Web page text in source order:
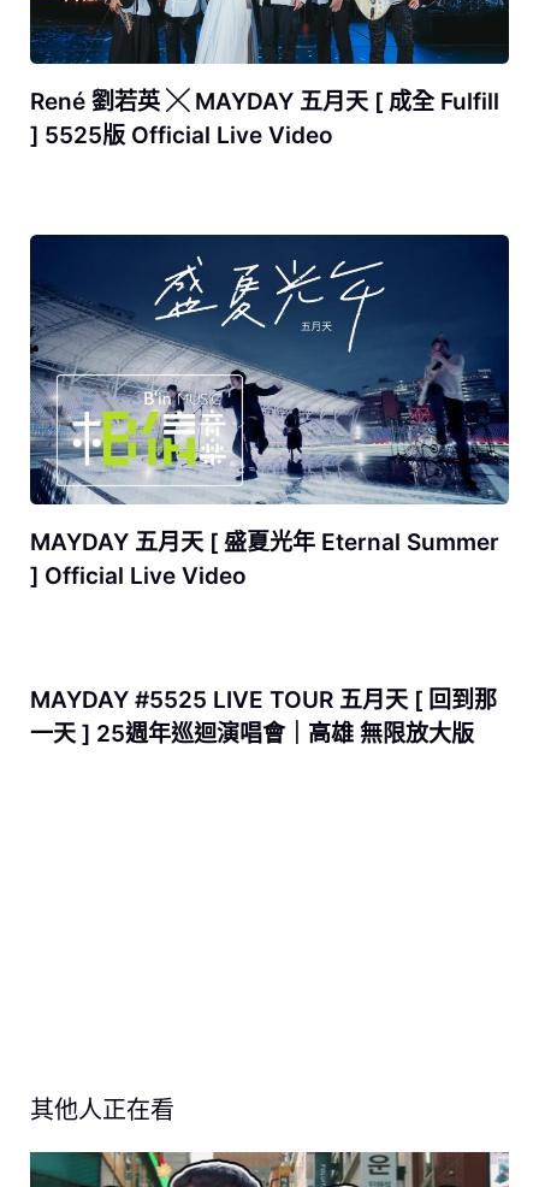
René 劉若英 ╳ MAYDAY 五月天 [ 成全 Fulfill
] 5525版 Official Live Video
MAYDAY 五月天 [ 盛夏光年 Eternal Summer
] Official Live Video
MAYDAY #5525 LIVE TOUR 五月天 [ 回到那
一天 ] 25週年巡迴演唱會｜高雄 無限放大版
其他人正在看